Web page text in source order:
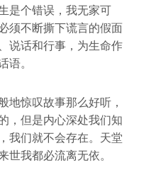
是个错误，我无家可
须不断撕下谎言的假面
说话和行事，为生命作
语。
地惊叹故事那么好听，
，但是内心深处我们知
我们就不会存在。天堂
世我都必流离无依。